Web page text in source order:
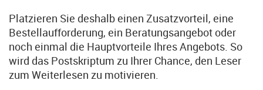
Platzieren Sie deshalb einen Zusatzvorteil, eine
Bestellaufforderung, ein Beratungsangebot oder
noch einmal die Hauptvorteile Ihres Angebots. So
wird das Postskriptum zu Ihrer Chance, den Leser
zum Weiterlesen zu motivieren.